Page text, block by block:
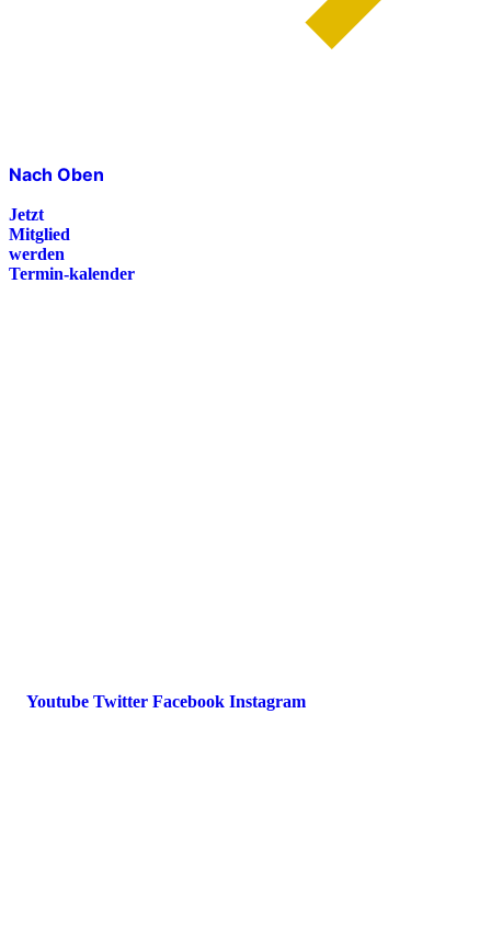
Nach Oben
Jetzt
Mitglied
werden
Termin-kalender
Youtube Twitter Facebook Instagram